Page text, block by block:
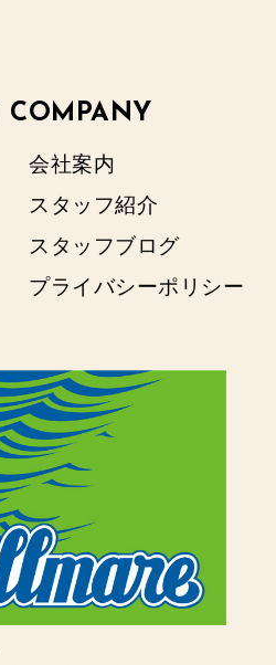
COMPANY
会社案内
スタッフ紹介
スタッフブログ
プライバシーポリシー